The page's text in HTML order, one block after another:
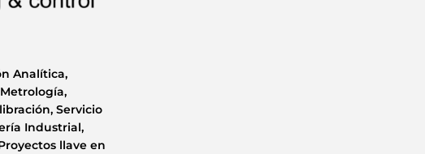
Analítica,
Servicio
Industrial,
llave en